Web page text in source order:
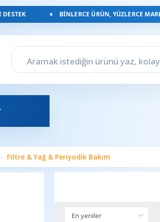
BINLERCE ÜRÜN, YÜZLERCE MARKA
Filtre & Yağ & Periyodik Bakım